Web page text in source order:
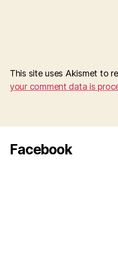
This site uses Akismet to
your comment data is
Facebook